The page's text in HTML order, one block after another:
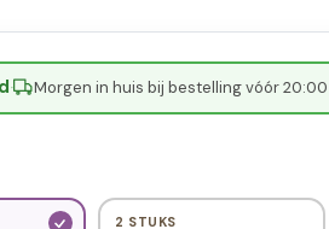
· Morgen in huis bij bestelling vóór 20:00
2 STUKS